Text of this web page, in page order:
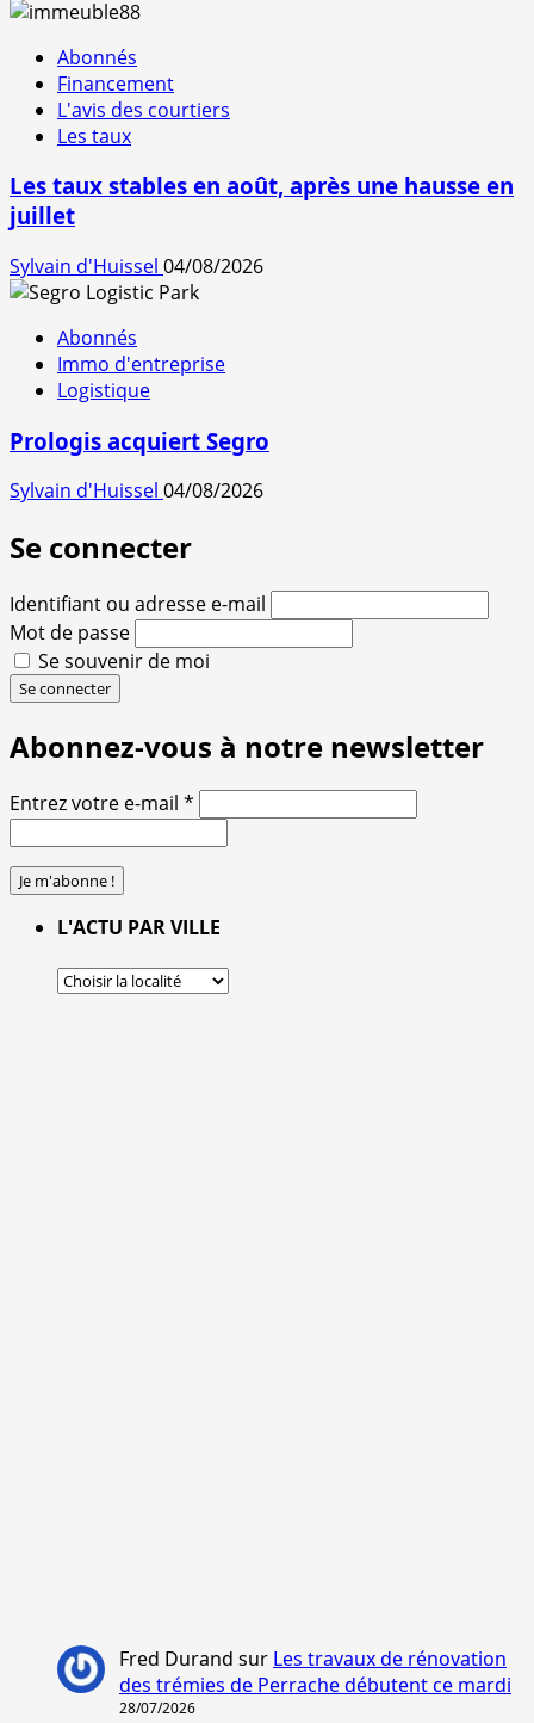
Abonnés
Financement
L'avis des courtiers
Les taux
Les taux stables en août, après une hausse en
juillet
Sylvain d'Huissel 04/08/2026
Abonnés
Immo d'entreprise
Logistique
Prologis acquiert Segro
Sylvain d'Huissel 04/08/2026
Se connecter
Identifiant ou adresse e-mail
Mot de passe
Se souvenir de moi
Se connecter
Abonnez-vous à notre newsletter
Entrez votre e-mail *
L'ACTU PAR VILLE
Fred Durand sur Les travaux de rénovation
des trémies de Perrache débutent ce mardi
28/07/2026